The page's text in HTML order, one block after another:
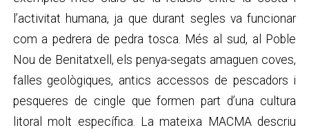
l’activitat humana, ja que durant segles va funcionar
com a pedrera de pedra tosca. Més al sud, al Poble
Nou de Benitatxell, els penya-segats amaguen coves,
falles geològiques, antics accessos de pescadors i
pesqueres de cingle que formen part d’una cultura
litoral molt específica. La mateixa MACMA descriu